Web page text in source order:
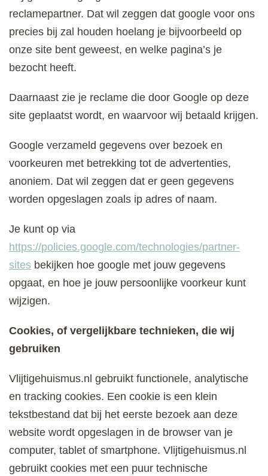
reclamepartner. Dat wil zeggen dat google voor ons
precies bij zal houden hoelang je bijvoorbeeld op
onze site bent geweest, en welke pagina’s je
bezocht heeft.
Daarnaast zie je reclame die door Google op deze
site geplaatst wordt, en waarvoor wij betaald krijgen.
Google verzameld gegevens over bezoek en
voorkeuren met betrekking tot de advertenties,
anoniem. Dat wil zeggen dat er geen gegevens
worden opgeslagen zoals ip adres of naam.
Je kunt op via
https://policies.google.com/technologies/partner-
sites bekijken hoe google met jouw gegevens
opgaat, en hoe je jouw persoonlijke voorkeur kunt
wijzigen.
Cookies, of vergelijkbare technieken, die wij
gebruiken
Vlijtigehuismus.nl gebruikt functionele, analytische
en tracking cookies. Een cookie is een klein
tekstbestand dat bij het eerste bezoek aan deze
website wordt opgeslagen in de browser van je
computer, tablet of smartphone. Vlijtigehuismus.nl
gebruikt cookies met een puur technische